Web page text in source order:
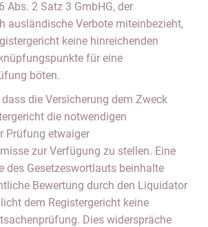
Abs. 2 Satz 3 GmbHG, der
ausländische Verbote miteinbezieht,
keine hinreichenden
für eine
böten.
dass die Versicherung dem Zweck
die notwendigen
Prüfung etwaiger
zur Verfügung zu stellen. Eine
des Gesetzeswortlauts beinhalte
Bewertung durch den Liquidator
dem Registergericht keine
Dies widerspräche